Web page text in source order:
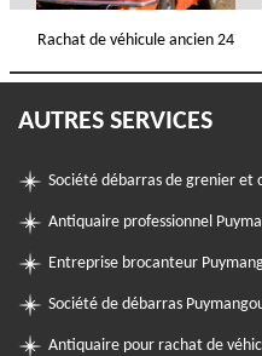
Rachat de véhicule ancien 24
AUTRES SERVICES
Société débarras de grenier et
Antiquaire professionnel
Entreprise brocanteur
Société de débarras
Antiquaire pour rachat de